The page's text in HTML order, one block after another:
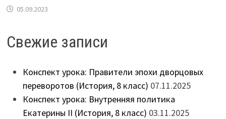
05.09.2023
Свежие записи
Конспект урока: Правители эпохи дворцовых
переворотов (История, 8 класс) 07.11.2025
Конспект урока: Внутренняя политика
Екатерины II (История, 8 класс) 03.11.2025